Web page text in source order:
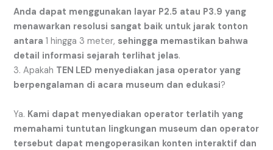
Anda dapat menggunakan layar P2.5 atau P3.9 yang
menawarkan resolusi sangat baik untuk jarak tonton
antara 1 hingga 3 meter, sehingga memastikan bahwa
detail informasi sejarah terlihat jelas.
3. Apakah TEN LED menyediakan jasa operator yang
berpengalaman di acara museum dan edukasi?
Ya. Kami dapat menyediakan operator terlatih yang
memahami tuntutan lingkungan museum dan operator
tersebut dapat mengoperasikan konten interaktif dan